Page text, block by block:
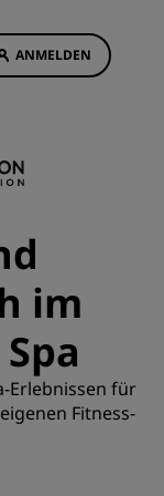
ANMELDEN
im
Erlebnissen für
Fitness-